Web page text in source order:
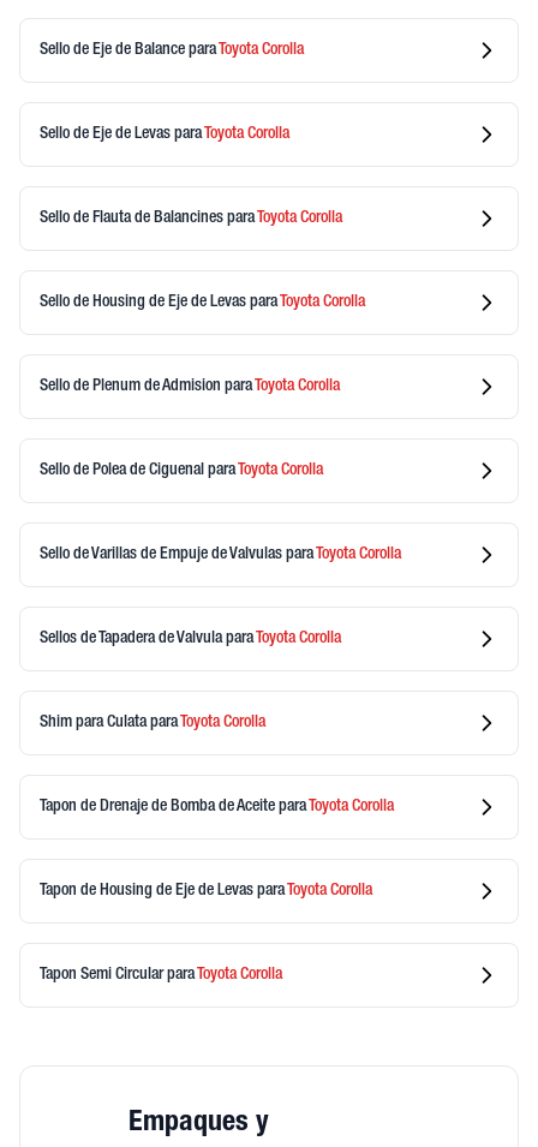
Sello de Eje de Balance paraToyotaCorolla
Sello de Eje de Levas paraToyotaCorolla
Sello de Flauta de Balancines paraToyotaCorolla
Sello de Housing de Eje de Levas paraToyotaCorolla
Sello de Plenum de Admision paraToyotaCorolla
Sello de Polea de Ciguenal paraToyotaCorolla
Sello de Varillas de Empuje de Valvulas paraToyotaCorolla
Sellos de Tapadera de ValvulaparaToyotaCorolla
Shim para CulataparaToyotaCorolla
Tapon de Drenaje de Bomba de Aceite paraToyotaCorolla
Tapon de Housing de Eje de Levas paraToyotaCorolla
Tapon Semi CircularparaToyotaCorolla
Empaques y